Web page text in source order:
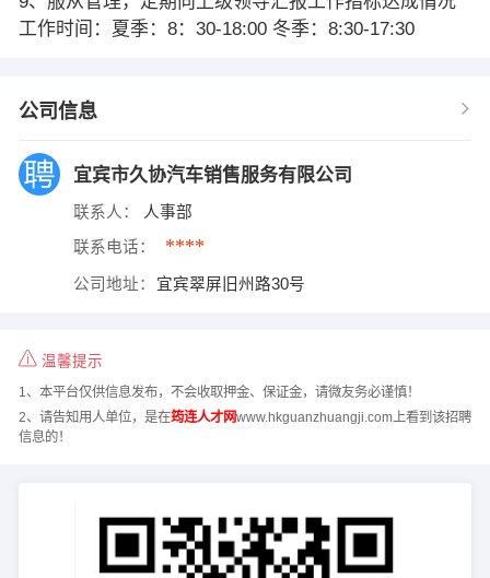
工作时间：夏季：8：30-18:00 冬季：8:30-17:30
公司信息
宜宾市久协汽车销售服务有限公司
联系人： 人事部
联系电话： ****
公司地址： 宜宾翠屏旧州路30号
温馨提示
1、本平台仅供信息发布，不会收取押金、保证金，请微友务必谨慎！
2、请告知用人单位，是在筠连人才网www.hkguanzhuangji.com上看到该招聘
信息的！